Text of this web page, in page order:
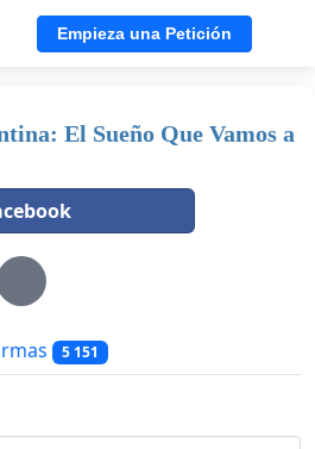
Empieza una Petición
El Sueño Que Vamos a
5 151